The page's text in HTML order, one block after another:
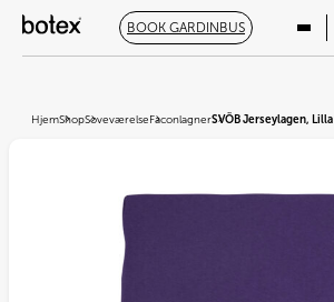
BOOK GARDINBUS
HjemShopSoveværelseFaconlagnerSVÖB Jerseylagen, Lilla